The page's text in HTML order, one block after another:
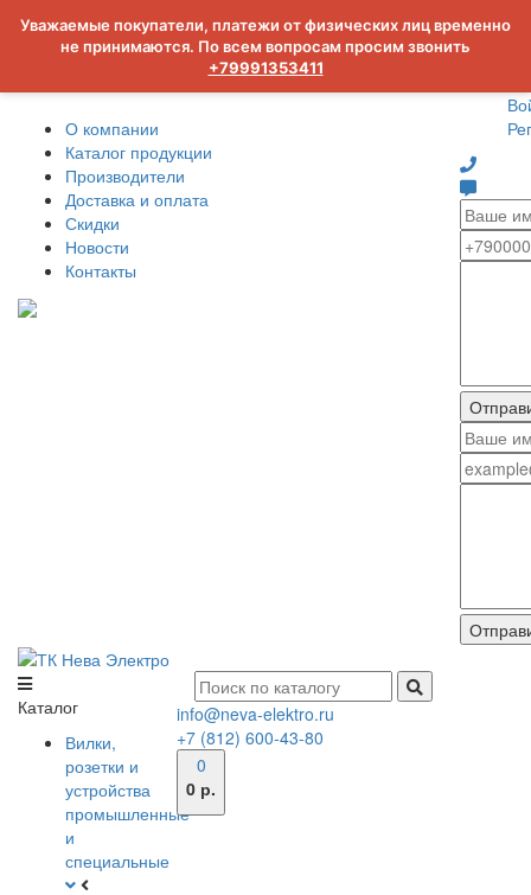
Уважаемые покупатели, платежи от физических лиц временно
не принимаются. По всем вопросам просим звонить
+79991353411
О компании
Каталог продукции
Производители
Доставка и оплата
Скидки
Новости
Контакты
Каталог
Вилки,
розетки и
устройства
промышленные
и
специальные
info@neva-elektro.ru
+7 (812) 600-43-80
0
0 р.